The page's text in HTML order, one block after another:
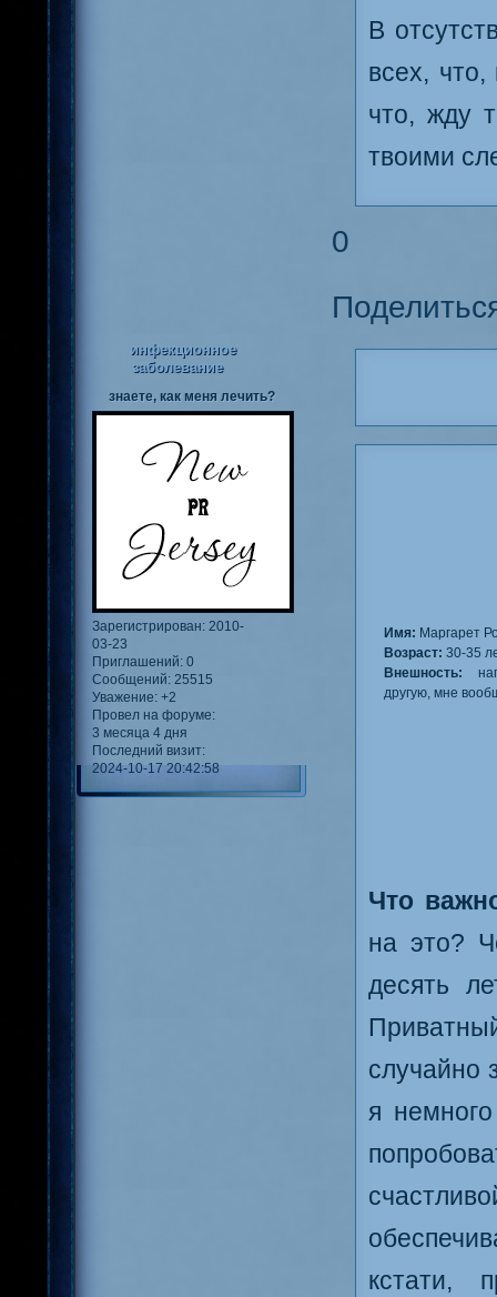
В
всех,
что, жду
твоими
0
инфекционное
заболевание
знаете, как меня лечить?
Зарегистрирован: 2010-
03-23
Приглашений: 0
Сообщений: 25515
Уважение: +2
Провел на форуме:
3 месяца 4 дня
Последний визит:
2024-10-17 20:42:58
Имя: Маргарет
Возраст: 30-35
Внешность:
другую, мне
Что
на это?
десять
случайно
я
кстати,